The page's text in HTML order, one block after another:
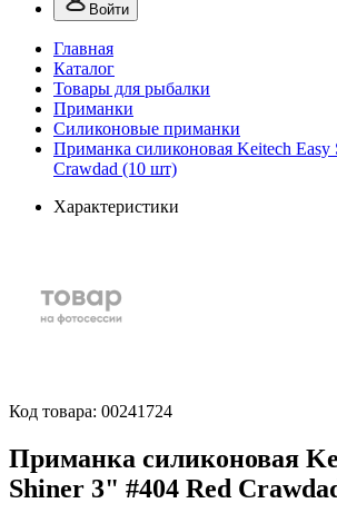
Войти
Главная
Каталог
Товары для рыбалки
Приманки
Силиконовые приманки
Приманка силиконовая Keitech Easy
Crawdad (10 шт)
Характеристики
Код товара: 00241724
Приманка силиконовая
Shiner 3" #404 Red